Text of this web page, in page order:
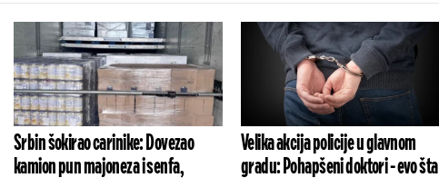
Srbin šokirao carinike: Dovezao
kamion pun majoneza i senfa,
Velika akcija policije u glavnom
gradu: Pohapšeni doktori - evo šta